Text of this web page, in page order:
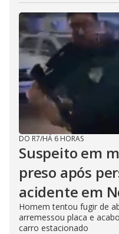
DO R7/HÁ 6 HORAS
Suspeito em
preso após
acidente em
Homem tentou fugir de
arremessou placa e
carro estacionado